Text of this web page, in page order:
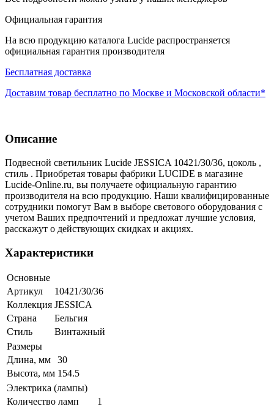
Официальная гарантия
На всю продукцию каталога Lucide распространяется
официальная гарантия производителя
Бесплатная доставка
Доставим товар бесплатно по Москве и Московской области*
Описание
Подвесной светильник Lucide JESSICA 10421/30/36, цоколь ,
стиль . Приобретая товары фабрики LUCIDE в магазине
Lucide-Online.ru, вы получаете официальную гарантию
производителя на всю продукцию. Наши квалифицированные
сотрудники помогут Вам в выборе светового оборудования с
учетом Ваших предпочтений и предложат лучшие условия,
расскажут о действующих скидках и акциях.
Характеристики
Основные
Артикул
10421/30/36
Коллекция JESSICA
Страна
Бельгия
Стиль
Винтажный
Размеры
Длина, мм
30
Высота, мм 154.5
Электрика (лампы)
Количество ламп
1